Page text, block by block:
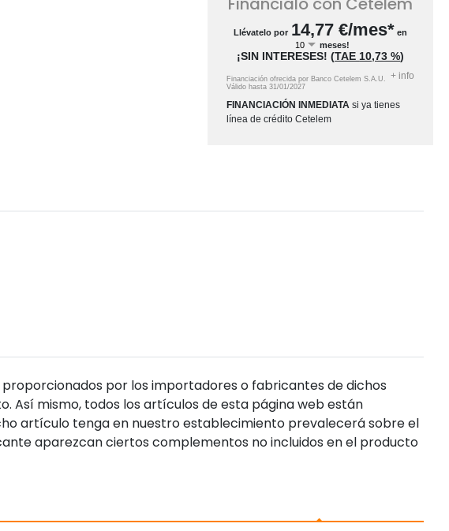
Llévatelo por 14,77 €/mes* en
meses!
¡SIN INTERESES!(TAE10,73 %)
Financiación ofrecida por Banco Cetelem S.A.U.
Válido hasta31/01/2027
+ info
FINANCIACIÓN INMEDIATA si ya tienes
línea de crédito Cetelem
por los importadores o fabricantes de dichos
Así mismo, todos los artículos de esta página web están
artículo tenga en nuestro establecimiento prevalecerá sobre el
aparezcan ciertos complementos no incluidos en el producto